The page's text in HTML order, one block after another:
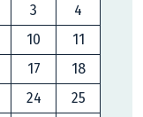
3
4
10
11
17
18
24
25